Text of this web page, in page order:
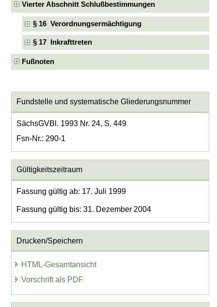
Vierter Abschnitt Schlußbestimmungen
§ 16 Verordnungsermächtigung
§ 17 Inkrafttreten
Fußnoten
Fundstelle und systematische Gliederungsnummer
SächsGVBl. 1993 Nr. 24, S. 449
Fsn-Nr.: 290-1
Gültigkeitszeitraum
Fassung gültig ab: 17. Juli 1999
Fassung gültig bis: 31. Dezember 2004
Drucken/Speichern
HTML-Gesamtansicht
Vorschrift als PDF